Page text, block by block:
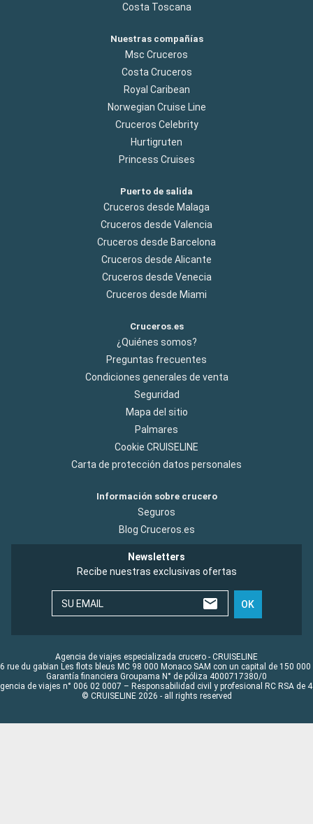
Costa Toscana
Nuestras compañías
Msc Cruceros
Costa Cruceros
Royal Caribean
Norwegian Cruise Line
Cruceros Celebrity
Hurtigruten
Princess Cruises
Puerto de salida
Cruceros desde Malaga
Cruceros desde Valencia
Cruceros desde Barcelona
Cruceros desde Alicante
Cruceros desde Venecia
Cruceros desde Miami
Cruceros.es
¿Quiénes somos?
Preguntas frecuentes
Condiciones generales de venta
Seguridad
Mapa del sitio
Palmares
Cookie CRUISELINE
Carta de protección datos personales
Información sobre crucero
Seguros
Blog Cruceros.es
Newsletters
Recibe nuestras exclusivas ofertas
SU EMAIL OK
Agencia de viajes especializada crucero - CRUISELINE
rue du gabian Les flots bleus MC 98 000 Monaco SAM con un capital de 150 000
Garantía financiera Groupama N° de póliza 4000717380/0
de viajes n° 006 02 0007 – Responsabilidad civil y profesional RC RSA de
© CRUISELINE 2026 - all rights reserved